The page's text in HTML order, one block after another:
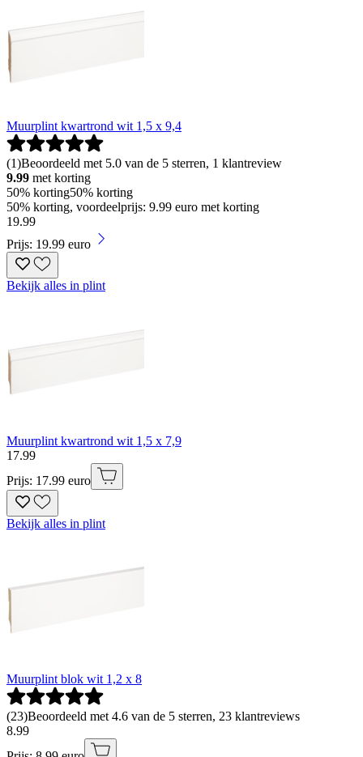
Muurplint kwartrond wit 1,5 x 9,4
(1)Beoordeeld met 5.0 van de 5 sterren, 1 klantreview
9.99 met korting
50% korting50% korting
50% korting, voordeelprijs: 9.99 euro met korting
19.99
Prijs: 19.99 euro
Bekijk alles in plint
Muurplint kwartrond wit 1,5 x 7,9
17.99
Prijs: 17.99 euro
Bekijk alles in plint
Muurplint blok wit 1,2 x 8
(23)Beoordeeld met 4.6 van de 5 sterren, 23 klantreviews
8.99